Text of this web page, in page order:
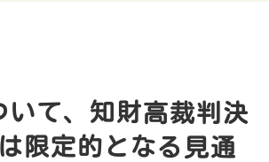
て、知財高裁判決
限定的となる見通